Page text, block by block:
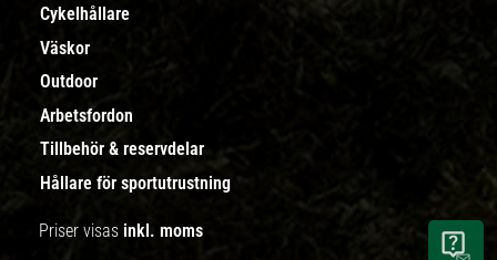
Cykelhållare
Väskor
Outdoor
Arbetsfordon
Tillbehör & reservdelar
Hållare för sportutrustning
Priser visas inkl. moms